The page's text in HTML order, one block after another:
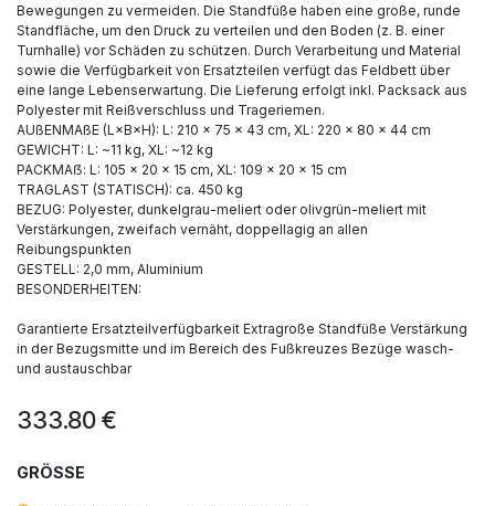
Bewegungen zu vermeiden. Die Standfüße haben eine große, runde
Standfläche, um den Druck zu verteilen und den Boden (z. B. einer
Turnhalle) vor Schäden zu schützen. Durch Verarbeitung und Material
sowie die Verfügbarkeit von Ersatzteilen verfügt das Feldbett über
eine lange Lebenserwartung. Die Lieferung erfolgt inkl. Packsack aus
Polyester mit Reißverschluss und Trageriemen.
AUßENMAßE (L×B×H): L: 210 × 75 × 43 cm, XL: 220 × 80 × 44 cm
GEWICHT: L: ~11 kg, XL: ~12 kg
PACKMAẞ: L: 105 × 20 × 15 cm, XL: 109 × 20 × 15 cm
TRAGLAST (STATISCH): ca. 450 kg
BEZUG: Polyester, dunkelgrau-meliert oder olivgrün-meliert mit
Verstärkungen, zweifach vernäht, doppellagig an allen
Reibungspunkten
GESTELL: 2,0 mm, Aluminium
BESONDERHEITEN:
Garantierte Ersatzteilverfügbarkeit Extragroße Standfüße Verstärkung
in der Bezugsmitte und im Bereich des Fußkreuzes Bezüge wasch-
und austauschbar
333.80€
GRÖSSE